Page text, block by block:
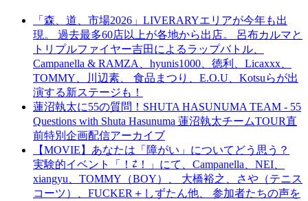
「森、道、市場2026」LIVERARYエリアが今年も出
現。 過去最多60店以上が各地から出店。 呂布カルマと
トリプルファイヤー吉田によるラップバトル、
Campanella & RAMZA、hyunis1000、徳利、Licaxxx、
TOMMY、川辺素、 食品まつり、E.O.U、Kotsuらが出
演する新ステージも！
蓮沼執太に55の質問！SHUTA HASUNUMA TEAM - 55
Questions with Shuta Hasunuma 蓮沼執太チームTOUR直
前特別企画配信アーカイブ
【MOVIE】あなたは「障がい」についてどう思う？
実験的イベント「！⇄！」にて、Campanella、NEI、
xiangyu、TOMMY（BOY）、 大橋裕之、さや（テニス
コーツ）、FUCKER＋しずたん他、 参加者たちの声を